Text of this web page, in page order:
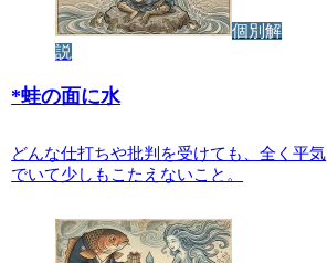
個別解
説
*蛙の面に水
どんな仕打ちや批判を受けても、全く平気
でいて少しもこたえないこと。